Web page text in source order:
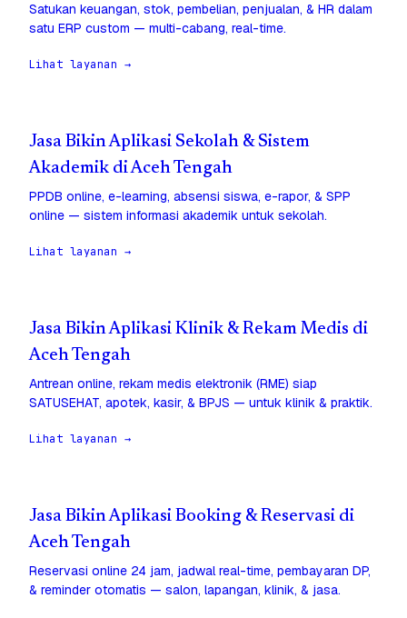
Satukan keuangan, stok, pembelian, penjualan, & HR dalam
satu ERP custom — multi-cabang, real-time.
Lihat layanan →
Jasa Bikin Aplikasi Sekolah & Sistem
Akademik di Aceh Tengah
PPDB online, e-learning, absensi siswa, e-rapor, & SPP
online — sistem informasi akademik untuk sekolah.
Lihat layanan →
Jasa Bikin Aplikasi Klinik & Rekam Medis di
Aceh Tengah
Antrean online, rekam medis elektronik (RME) siap
SATUSEHAT, apotek, kasir, & BPJS — untuk klinik & praktik.
Lihat layanan →
Jasa Bikin Aplikasi Booking & Reservasi di
Aceh Tengah
Reservasi online 24 jam, jadwal real-time, pembayaran DP,
& reminder otomatis — salon, lapangan, klinik, & jasa.